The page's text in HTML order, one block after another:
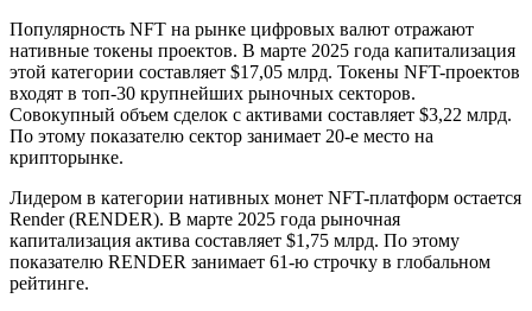
Популярность NFT на рынке цифровых валют отражают
нативные токены проектов. В марте 2025 года капитализация
этой категории составляет $17,05 млрд. Токены NFT-проектов
входят в топ-30 крупнейших рыночных секторов.
Совокупный объем сделок с активами составляет $3,22 млрд.
По этому показателю сектор занимает 20-е место на
крипторынке.
Лидером в категории нативных монет NFT-платформ остается
Render (RENDER). В марте 2025 года рыночная
капитализация актива составляет $1,75 млрд. По этому
показателю RENDER занимает 61-ю строчку в глобальном
рейтинге.